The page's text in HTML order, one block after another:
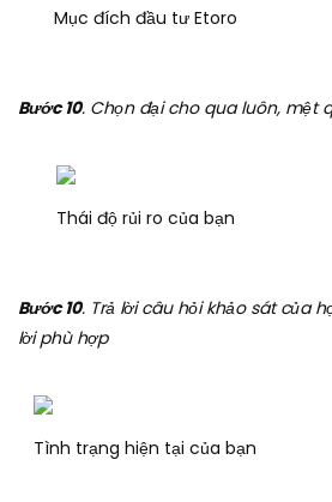
Mục đích đầu tư Etoro
Bước 10. Chọn đại cho qua luôn, mệt
Thái độ rủi ro của bạn
Bước 10. Trả lời câu hỏi khảo sát của
lời phù hợp
Tình trạng hiện tại của bạn